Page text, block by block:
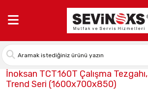
Stok Kodu:INO-TCT160T
İnoksan TCT160T Çalışma Tezgahı,
Trend Seri (1600x700x850)